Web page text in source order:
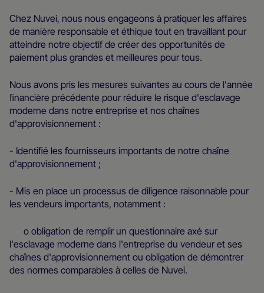
Chez Nuvei, nous nous engageons à pratiquer les affaires
de manière responsable et éthique tout en travaillant pour
atteindre notre objectif de créer des opportunités de
paiement plus grandes et meilleures pour tous.
Nous avons pris les mesures suivantes au cours de l'année
ﬁnancière précédente pour réduire le risque d'esclavage
moderne dans notre entreprise et nos chaînes
d'approvisionnement :
- Identiﬁé les fournisseurs importants de notre chaîne
d'approvisionnement ;
- Mis en place un processus de diligence raisonnable pour
les vendeurs importants, notamment :
o obligation de remplir un questionnaire axé sur
l'esclavage moderne dans l'entreprise du vendeur et ses
chaînes d'approvisionnement ou obligation de démontrer
des normes comparables à celles de Nuvei.